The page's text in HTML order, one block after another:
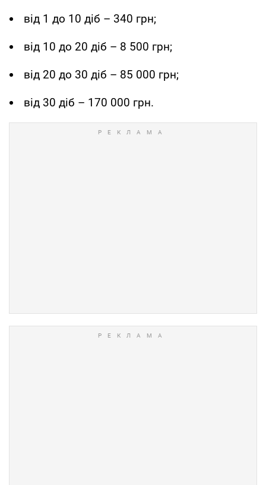
від 1 до 10 діб – 340 грн;
від 10 до 20 діб – 8 500 грн;
від 20 до 30 діб – 85 000 грн;
від 30 діб – 170 000 грн.